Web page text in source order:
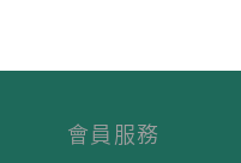
會員服務